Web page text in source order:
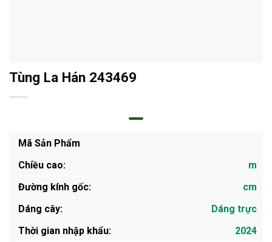
Tùng La Hán 243469
Mã Sản Phẩm
Chiều cao:
m
Đường kính gốc:
cm
Dáng cây:
Dáng trực
Thời gian nhập khẩu:
2024